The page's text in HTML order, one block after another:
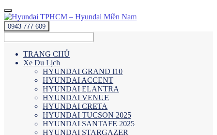
0943 777 609
TRANG CHỦ
Xe Du Lịch
HYUNDAI GRAND I10
HYUNDAI ACCENT
HYUNDAI ELANTRA
HYUNDAI VENUE
HYUNDAI CRETA
HYUNDAI TUCSON 2025
HYUNDAI SANTAFE 2025
HYUNDAI STARGAZER